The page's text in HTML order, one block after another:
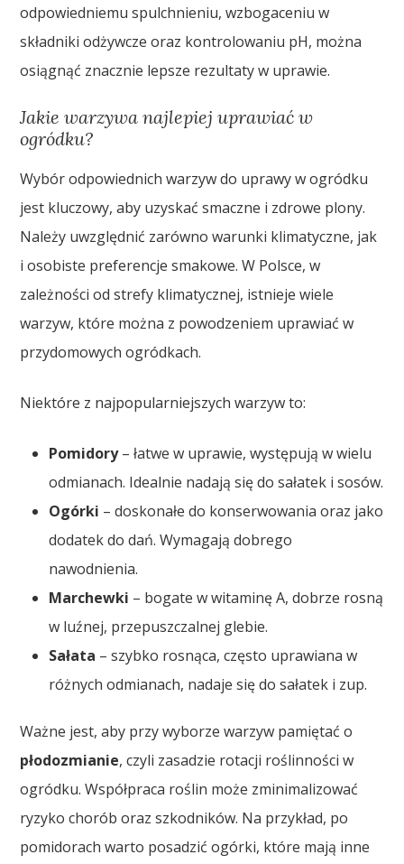
odpowiedniemu spulchnieniu, wzbogaceniu w
składniki odżywcze oraz kontrolowaniu pH, można
osiągnąć znacznie lepsze rezultaty w uprawie.
Jakie warzywa najlepiej uprawiać w
ogródku?
Wybór odpowiednich warzyw do uprawy w ogródku
jest kluczowy, aby uzyskać smaczne i zdrowe plony.
Należy uwzględnić zarówno warunki klimatyczne, jak
i osobiste preferencje smakowe. W Polsce, w
zależności od strefy klimatycznej, istnieje wiele
warzyw, które można z powodzeniem uprawiać w
przydomowych ogródkach.
Niektóre z najpopularniejszych warzyw to:
Pomidory– łatwe w uprawie, występują w wielu
odmianach. Idealnie nadają się do sałatek i sosów.
Ogórki – doskonałe do konserwowania oraz jako
dodatek do dań. Wymagają dobrego
nawodnienia.
Marchewki – bogate w witaminę A, dobrze rosną
w luźnej, przepuszczalnej glebie.
Sałata – szybko rosnąca, często uprawiana w
różnych odmianach, nadaje się do sałatek i zup.
Ważne jest, aby przy wyborze warzyw pamiętać o
płodozmianie, czyli zasadzie rotacji roślinności w
ogródku. Współpraca roślin może zminimalizować
ryzyko chorób oraz szkodników. Na przykład, po
pomidorach warto posadzić ogórki, które mają inne